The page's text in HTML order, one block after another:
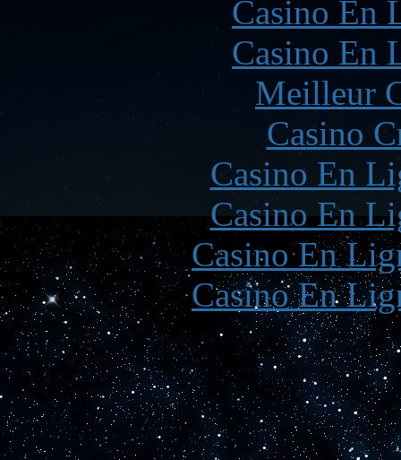
Casino En
Casino En
Meilleur
Casino
Casino En
Casino En
Casino En
Casino En